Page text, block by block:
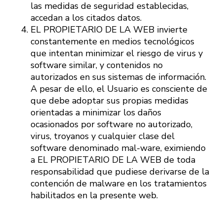
las medidas de seguridad establecidas,
accedan a los citados datos.
EL PROPIETARIO DE LA WEB invierte
constantemente en medios tecnológicos
que intentan minimizar el riesgo de virus y
software similar, y contenidos no
autorizados en sus sistemas de información.
A pesar de ello, el Usuario es consciente de
que debe adoptar sus propias medidas
orientadas a minimizar los daños
ocasionados por software no autorizado,
virus, troyanos y cualquier clase del
software denominado mal-ware, eximiendo
a EL PROPIETARIO DE LA WEB de toda
responsabilidad que pudiese derivarse de la
contención de malware en los tratamientos
habilitados en la presente web.